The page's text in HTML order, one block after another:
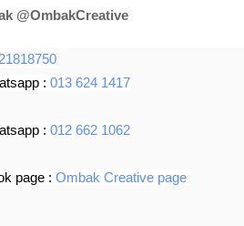
@OmbakCreative
: 013 624 1417
: 012 662 1062
page : Ombak Creative page